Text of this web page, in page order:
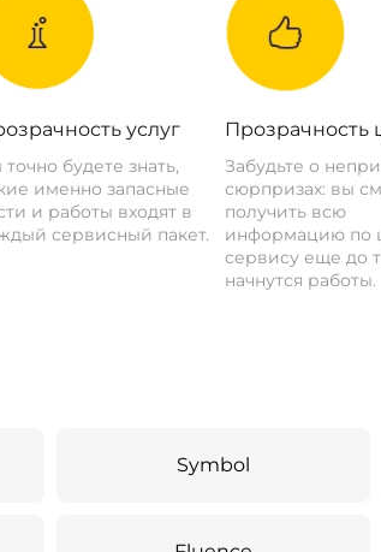
услуг
будете знать,
именно запасные
и работы входят в
сервисный пакет.
Прозрачность
Забудьте о
сюрпризах: вы
получить всю
информацию по
сервису еще до
начнутся работы.
Symbol